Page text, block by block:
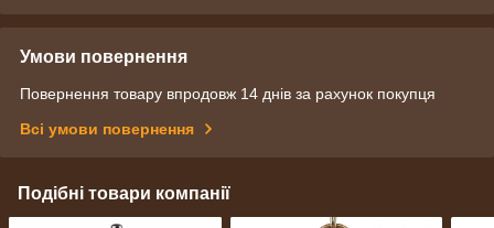
Умови повернення
Повернення товару впродовж 14 днів за рахунок покупця
Всі умови повернення
Подібні товари компанії